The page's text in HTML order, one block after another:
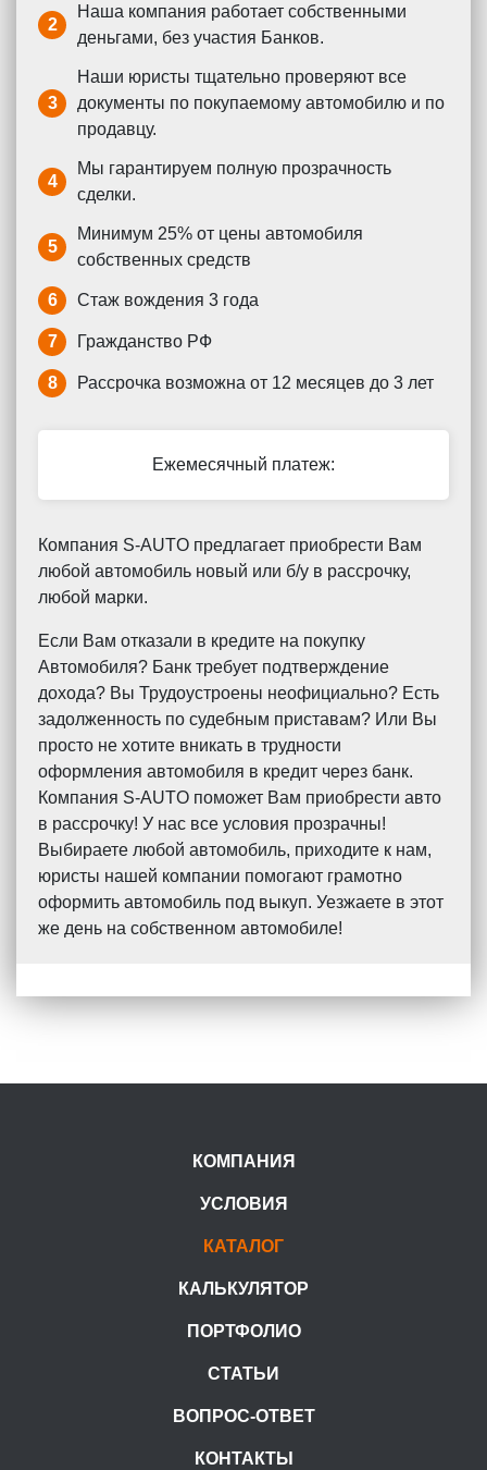
2
Наша компания работает собственными
деньгами, без участия Банков.
3
Наши юристы тщательно проверяют все
документы по покупаемому автомобилю и по
продавцу.
4
Мы гарантируем полную прозрачность
сделки.
5
Минимум 25% от цены автомобиля
собственных средств
6 Стаж вождения 3 года
7 Гражданство РФ
8 Рассрочка возможна от 12 месяцев до 3 лет
Ежемесячный платеж:
Компания S-AUTO предлагает приобрести Вам
любой автомобиль новый или б/у в рассрочку,
любой марки.
Если Вам отказали в кредите на покупку
Автомобиля? Банк требует подтверждение
дохода? Вы Трудоустроены неофициально? Есть
задолженность по судебным приставам? Или Вы
просто не хотите вникать в трудности
оформления автомобиля в кредит через банк.
Компания S-AUTO поможет Вам приобрести авто
в рассрочку! У нас все условия прозрачны!
Выбираете любой автомобиль, приходите к нам,
юристы нашей компании помогают грамотно
оформить автомобиль под выкуп. Уезжаете в этот
же день на собственном автомобиле!
КОМПАНИЯ
УСЛОВИЯ
КАТАЛОГ
КАЛЬКУЛЯТОР
ПОРТФОЛИО
СТАТЬИ
ВОПРОС-ОТВЕТ
КОНТАКТЫ